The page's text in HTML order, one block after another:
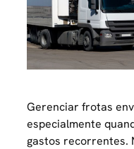
Gerenciar frotas
especialmente
gastos recorrentes.